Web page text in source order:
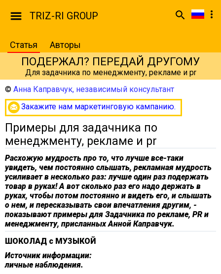
TRIZ-RI GROUP
Статья Авторы
ПОДЕРЖАЛ? ПЕРЕДАЙ ДРУГОМУ
Для задачника по менеджменту, рекламе и pr
© Анна Каправчук, независимый консультант
Закажите нам маркетинговую кампанию.
Примеры для задачника по
менеджменту, рекламе и pr
Расхожую мудрость про то, что лучше все-таки
увидеть, чем постоянно слышать, рекламная мудрость
усиливает в несколько раз: лучше один раз подержать
товар в руках! А вот сколько раз его надо держать в
руках, чтобы потом постоянно и видеть его, и слышать
о нем, и пересказывать свои впечатления другим, -
показывают примеры для Задачника по рекламе, PR и
менеджменту, присланных Анной Каправчук.
ШОКОЛАД с МУЗЫКОЙ
Источник информации:
личные наблюдения.